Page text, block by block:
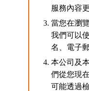
服務內容
當您在瀏
我們可以
名、電子
本公司及
們從您現
可能透過